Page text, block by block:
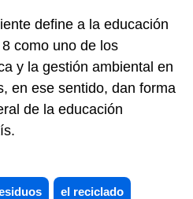
define a la educación
como uno de los
y la gestión ambiental en
en ese sentido, dan forma
de la educación
el reciclado